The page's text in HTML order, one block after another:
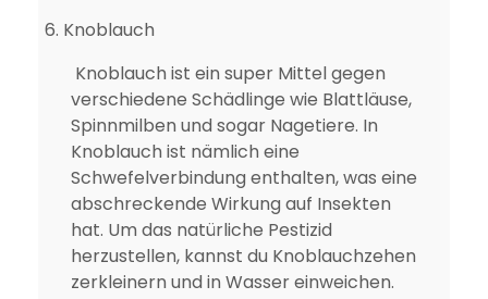
6. Knoblauch
Knoblauch ist ein super Mittel gegen
verschiedene Schädlinge wie Blattläuse,
Spinnmilben und sogar Nagetiere. In
Knoblauch ist nämlich eine
Schwefelverbindung enthalten, was eine
abschreckende Wirkung auf Insekten
hat. Um das natürliche Pestizid
herzustellen, kannst du Knoblauchzehen
zerkleinern und in Wasser einweichen.